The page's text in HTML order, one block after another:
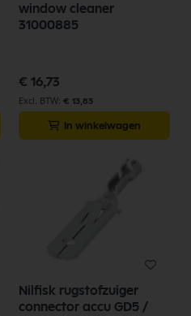
window cleaner
31000885
€ 16,73
€ 13,83
In winkelwagen
Nilfisk rugstofzuiger
connector accu GD5 /